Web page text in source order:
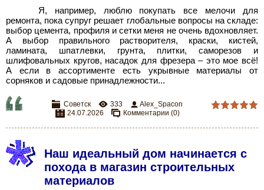
Я, например, люблю покупать все мелочи для
ремонта, пока супруг решает глобальные вопросы на складе:
выбор цемента, профиля и сетки меня не очень вдохновляет.
А выбор правильного растворителя, краски, кистей,
ламината, шпатлевки, грунта, плитки, саморезов и
шлифовальных кругов, насадок для фрезера – это мое всё!
А если в ассортименте есть укрывные материалы от
сорняков и садовые принадлежности...
Советск 333
Alex_Spacon
24.07.2026
Комментарии (0)
Наш идеальный дом начинается с
похода в магазин строительных
материалов